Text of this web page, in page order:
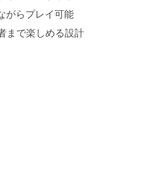
がらプレイ可能
まで楽しめる設計